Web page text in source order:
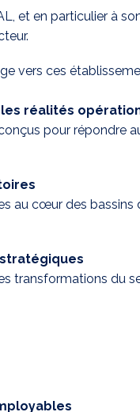
et en particulier à
vers ces
réalités
pour répondre
au cœur des bassins
stratégiques
transformations du